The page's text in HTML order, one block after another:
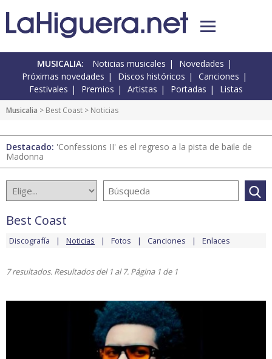
MUSICALIA: Noticias musicales
Novedades
Próximas novedades
Discos históricos
Canciones
Festivales
Premios Artistas Portadas Listas
Musicalia > Best Coast > Noticias
Destacado: 'Confessions II' es el regreso a la pista de baile de
Madonna
Best Coast
Discografía Noticias Fotos Canciones Enlaces
7 resultados. Resultados del 1 al 7. Página 1 de 1